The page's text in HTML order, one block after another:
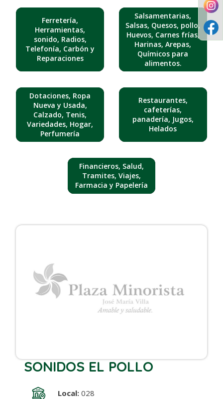
Ferretería,
Herramientas,
sonido, Radios,
Telefonía, Carbón y
Reparaciones
Salsamentarias,
Salsas, Quesos, pollo,
Huevos, Carnes frías,
Harinas, Arepas,
Químicos para
alimentos.
Dotaciones, Ropa
Nueva y Usada,
Calzado, Tenis,
Variedades, Hogar,
Perfumería
Restaurantes,
cafeterías,
panadería, Jugos,
Helados
Financieros, Salud,
Tramites, Viajes,
Farmacia y Papelería
SONIDOS EL POLLO
Local:028